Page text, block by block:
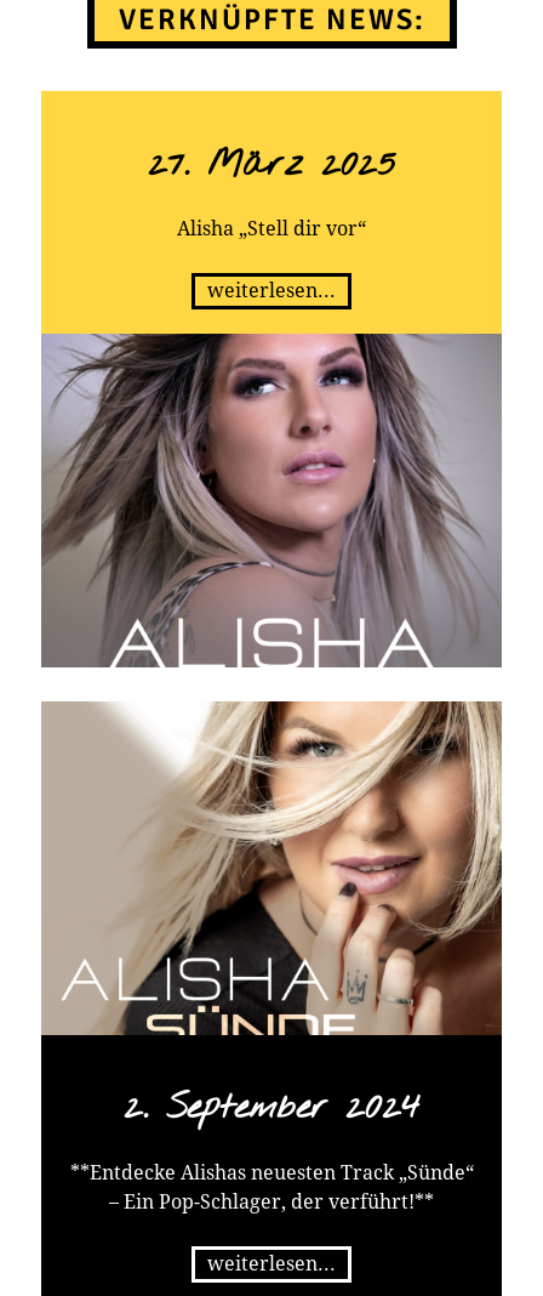
VERKNÜPFTE NEWS:
27. März 2025
Alisha „Stell dir vor“
weiterlesen...
2. September 2024
**Entdecke Alishas neuesten Track „Sünde“
– Ein Pop-Schlager, der verführt!**
weiterlesen...